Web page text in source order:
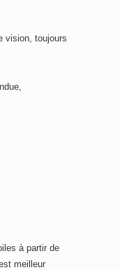
vision, toujours
à partir de
meilleur